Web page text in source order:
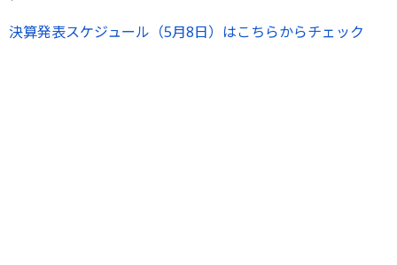
決算発表スケジュール（5月8日）はこちらからチェック